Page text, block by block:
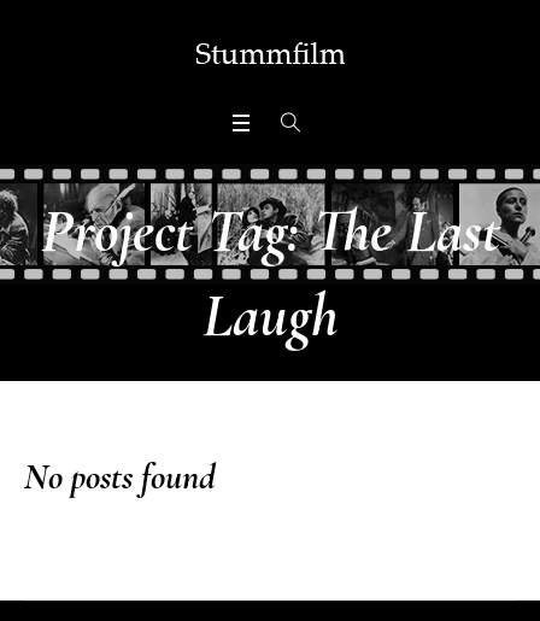
Project Tag:The Last
Laugh
No posts found